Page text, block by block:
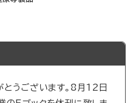
うございます。8月12日